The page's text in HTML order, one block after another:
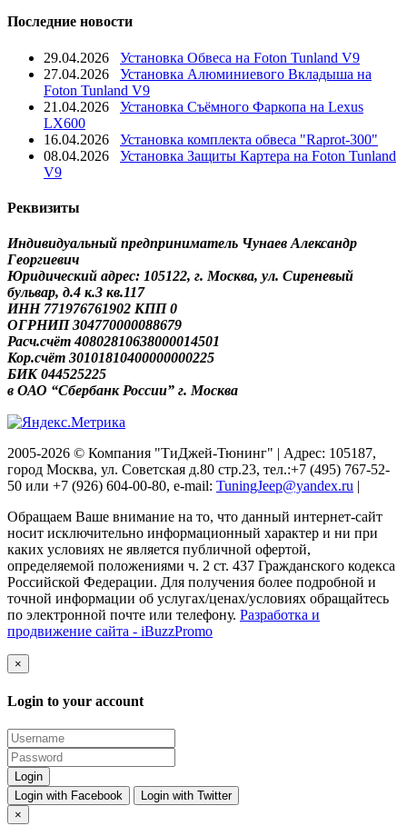
Последние новости
29.04.2026
Установка Обвеса на Foton Tunland V9
27.04.2026
Установка Алюминиевого Вкладыша на
Foton Tunland V9
21.04.2026
Установка Съёмного Фаркопа на Lexus
LX600
16.04.2026
Установка комплекта обвеса "Raprot-300"
08.04.2026
Установка Защиты Картера на Foton Tunland
V9
Реквизиты
Индивидуальный предприниматель Чунаев Александр
Георгиевич
Юридический адрес: 105122, г. Москва, ул. Сиреневый
бульвар, д.4 к.3 кв.117
ИНН 771976761902 КПП 0
ОГРНИП 304770000088679
Расч.счёт 40802810638000014501
Кор.счёт 30101810400000000225
БИК 044525225
в ОАО “Сбербанк России” г. Москва
2005-2026 © Компания "ТиДжей-Тюнинг" | Адрес: 105187,
город Москва, ул. Советская д.80 стр.23, тел.:+7 (495) 767-52-
50 или +7 (926) 604-00-80, e-mail: TuningJeep@yandex.ru |
Обращаем Ваше внимание на то, что данный интернет-сайт
носит исключительно информационный характер и ни при
каких условиях не является публичной офертой,
определяемой положениями ч. 2 ст. 437 Гражданского кодекса
Российской Федерации. Для получения более подробной и
точной информации об услугах/ценах/условиях обращайтесь
по электронной почте или телефону. Разработка и
продвижение сайта - iBuzzPromo
×
Login to your account
Login with Facebook
Login with Twitter
×